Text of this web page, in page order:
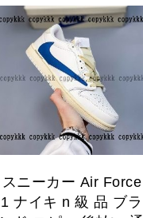
スニーカー Air Force
1 ナイキ n 級 品 ブラ